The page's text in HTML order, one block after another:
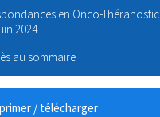
en Onco-Théranostic
2024
au sommaire
/ télécharger